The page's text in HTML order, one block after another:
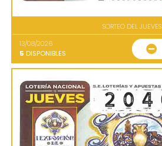
SORTEO DEL JUEVES
13/08/2026
5 DISPONIBLES